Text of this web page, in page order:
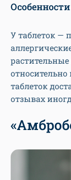
Особенности
У таблеток —
таблеток
отзывах